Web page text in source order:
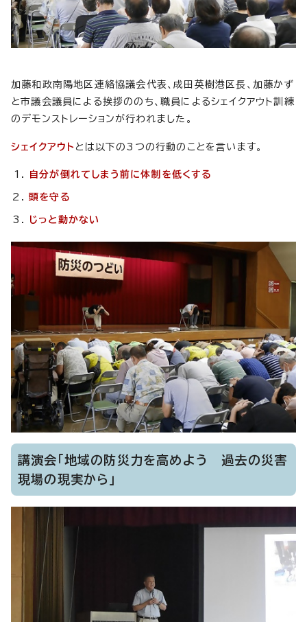
加藤和政南陽地区連絡協議会代表、成田英樹港区長、加藤かず
と市議会議員による挨拶ののち、職員によるシェイクアウト訓練
のデモンストレーションが行われました。
シェイクアウト とは以下の3つの行動のことを言います。
自分が倒れてしまう前に体制を低くする
頭を守る
じっと動かない
講演会「地域の防災力を高めよう 過去の災害
現場の現実から」